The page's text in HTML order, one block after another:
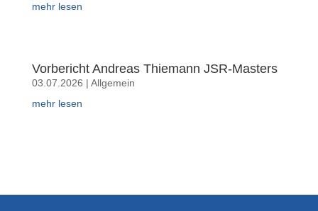
mehr lesen
Vorbericht Andreas Thiemann JSR-Masters
03.07.2026 | Allgemein
mehr lesen